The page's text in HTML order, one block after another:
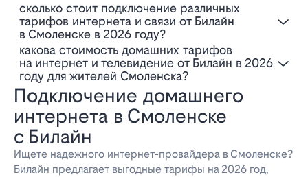
Сколько стоит подключение различных
тарифов интернета и связи от Билайн
в Смоленске в 2026 году?
Какова стоимость домашних тарифов
на интернет и телевидение от Билайн в 2026
году для жителей Смоленска?
Подключение домашнего
интернета в Смоленске
с Билайн
Ищете надежного интернет-провайдера в Смоленске?
Билайн предлагает выгодные тарифы на 2026 год,